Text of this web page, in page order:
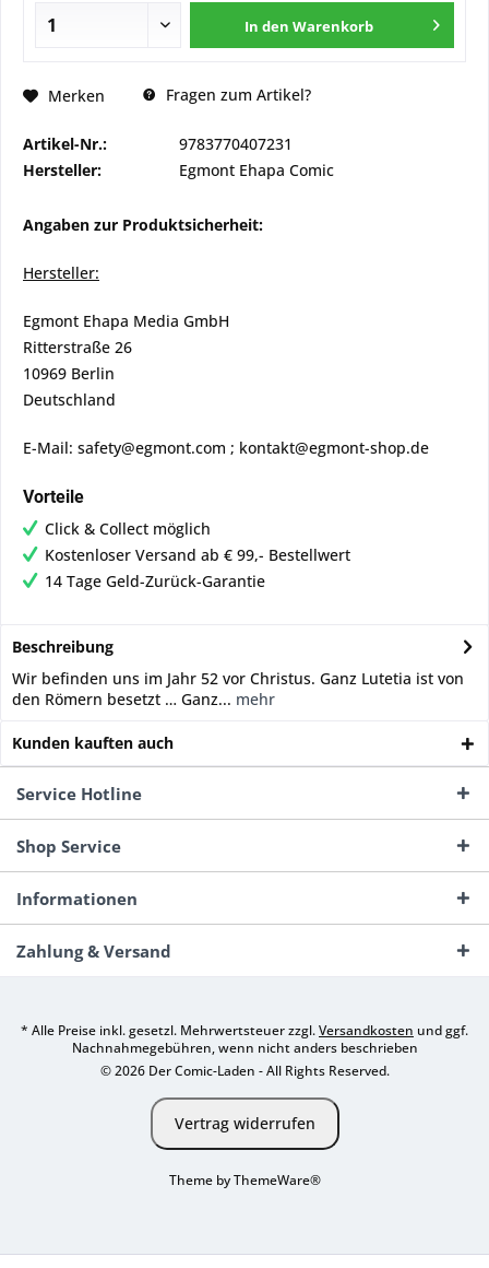
In den Warenkorb
Merken Fragen zum Artikel?
Artikel-Nr.:
9783770407231
Hersteller:
Egmont Ehapa Comic
Angaben zur Produktsicherheit:
Hersteller:
Egmont Ehapa Media GmbH
Ritterstraße 26
10969 Berlin
Deutschland
E-Mail: safety@egmont.com ; kontakt@egmont-shop.de
Vorteile
Click & Collect möglich
Kostenloser Versand ab € 99,- Bestellwert
14 Tage Geld-Zurück-Garantie
Beschreibung
Wir befinden uns im Jahr 52 vor Christus. Ganz Lutetia ist von
den Römern besetzt … Ganz... mehr
Kunden kauften auch
Service Hotline
Shop Service
Informationen
Zahlung & Versand
* Alle Preise inkl. gesetzl. Mehrwertsteuer zzgl.Versandkosten und ggf.
Nachnahmegebühren, wenn nicht anders beschrieben
© 2026 Der Comic-Laden - All Rights Reserved.
Vertrag widerrufen
Theme byThemeWare®